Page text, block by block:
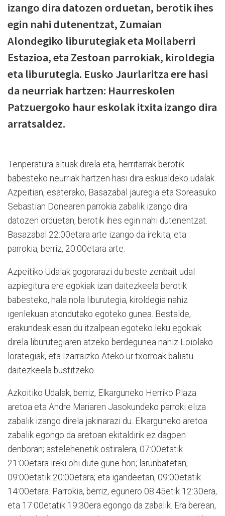
izango dira datozen orduetan, berotik ihes
egin nahi dutenentzat, Zumaian
Alondegiko liburutegiak eta Moilaberri
Estazioa, eta Zestoan parrokiak, kiroldegia
eta liburutegia. Eusko Jaurlaritza ere hasi
da neurriak hartzen: Haurreskolen
Patzuergoko haur eskolak itxita izango dira
arratsaldez.
Tenperatura altuak direla eta, herritarrak berotik
babesteko neurriak hartzen hasi dira eskualdeko udalak.
Azpeitian, esaterako, Basazabal jauregia eta Soreasuko
Sebastian Donearen parrokia zabalik izango dira
datozen orduetan, berotik ihes egin nahi dutenentzat.
Basazabal 22:00etara arte izango da irekita, eta
parrokia, berriz, 20:00etara arte.
Azpeitiko Udalak gogorarazi du beste zenbait udal
azpiegitura ere egokiak izan daitezkeela berotik
babesteko, hala nola liburutegia, kiroldegia nahiz
igerilekuan atondutako egoteko gunea. Bestalde,
erakundeak esan du itzalpean egoteko leku egokiak
direla liburutegiaren atzeko berdegunea nahiz Loiolako
lorategiak, eta Izarraizko Ateko ur txorroak baliatu
daitezkeela bustitzeko.
Azkoitiko Udalak, berriz, Elkarguneko Herriko Plaza
aretoa eta Andre Mariaren Jasokundeko parroki eliza
zabalik izango direla jakinarazi du. Elkarguneko aretoa
zabalik egongo da aretoan ekitaldirik ez dagoen
denboran; astelehenetik ostiralera, 07:00etatik
21:00etara ireki ohi dute gune hori; larunbatetan,
09:00etatik 20:00etara; eta igandeetan, 09:00etatik
14:00etara. Parrokia, berriz, egunero 08:45etik 12:30era,
eta 17:00etatik 19:30era egongo da zabalik. Era berean,